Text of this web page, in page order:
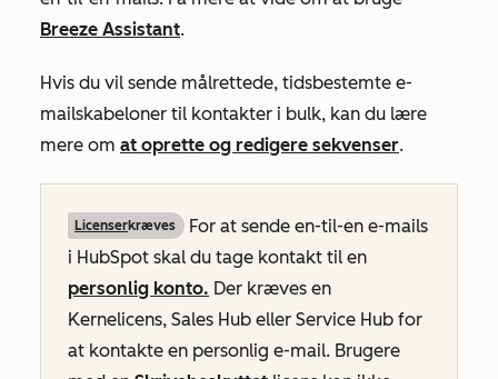
Breeze Assistant.
Hvis du vil sende målrettede, tidsbestemte e-
mailskabeloner til kontakter i bulk, kan du lære
mere om at oprette og redigere sekvenser.
Licenserkræves
For at sende en-til-en e-mails
i HubSpot skal du tage kontakt til en
personlig konto. Der kræves en
Kernelicens, Sales Hub eller Service Hub for
at kontakte en personlig e-mail. Brugere